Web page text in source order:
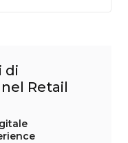
di
Retail